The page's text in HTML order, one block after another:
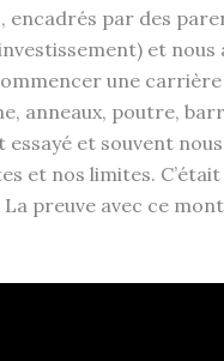
encadrés par des
et nous
une
anneaux, poutre,
essayé et souvent
et nos limites.
preuve avec ce